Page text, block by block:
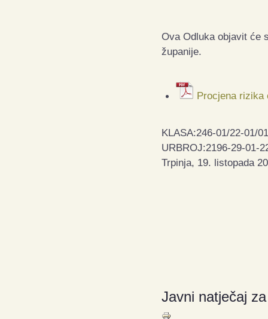
Ova Odluka objavit će
županije.
Procjena rizika
KLASA:246-01/22-01/01
URBROJ:2196-29-01-
Trpinja, 19. listopada
Javni natječaj